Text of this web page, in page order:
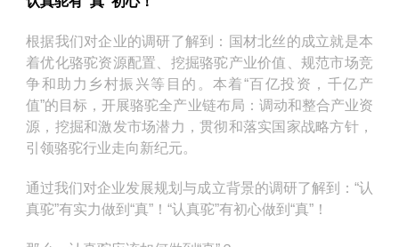
根据我们对企业的调研了解到：国材北丝的成立就是本
着优化骆驼资源配置、挖掘骆驼产业价值、规范市场竞
争和助力乡村振兴等目的。本着“百亿投资，千亿产
值”的目标，开展骆驼全产业链布局：调动和整合产业资
源，挖掘和激发市场潜力，贯彻和落实国家战略方针，
引领骆驼行业走向新纪元。
通过我们对企业发展规划与成立背景的调研了解到：“认
真驼”有实力做到“真”！“认真驼”有初心做到“真”！